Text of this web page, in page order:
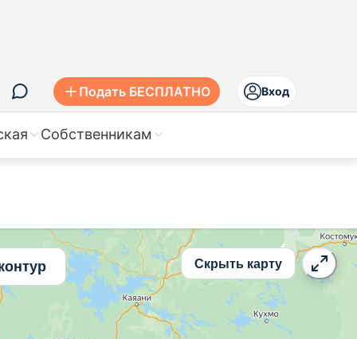
Подать БЕСПЛАТНО Вход
Собственникам
Скрыть карту